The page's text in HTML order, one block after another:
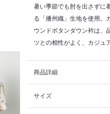
暑い季節でも肘を出さずに
る「播州織」生地を使用。
ウンドボタンダウン衿は、
ツとの相性がよく、カジュ
商品詳細
サイズ